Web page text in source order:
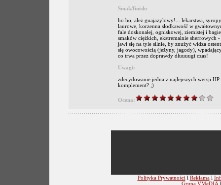
Smak/finish:
ho ho, ależ guajazylowy!... lekarstwa,
laurowe, korzenna słodkawość w
fale doskonałej, ogniskowej, ziemistej i
smaków ciężkich, ekstremalnie sherrowych
jawi się na tyle silnie, by znużyć widza
się owocowością (jeżyny, jagody),
co trwa przez doprawdy dłuuuugi czas!
Uwagi:
zdecydowanie jedna z najlepszych wersji
komplement? ;)
Ocena:
Polityka Prywatności l Reklamal
Grupa VMeDIA